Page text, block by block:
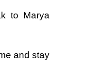
to Marya
and stay